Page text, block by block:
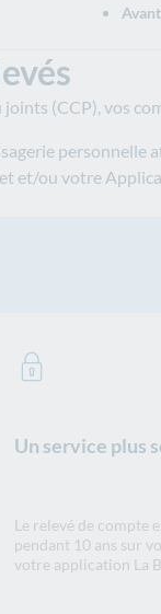
(CCP), vos
et/ou votre
Un service plus
Le relevé de compte
pendant 10 ans sur
votre application La